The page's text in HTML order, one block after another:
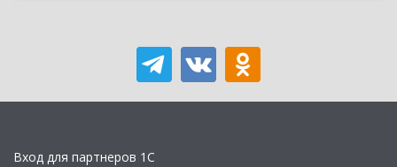
Вход для партнеров 1С